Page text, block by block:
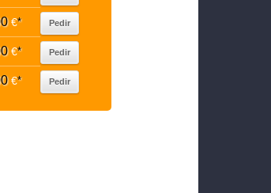
€* Pedir
€* Pedir
€* Pedir